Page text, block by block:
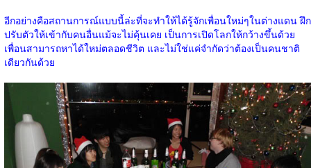
อีกอย่างคือสถานการณ์แบบนี้ล่ะที่จะทำให้ได้รู้จักเพื่อนใหม่ๆในต่างแดน ฝึก
ปรับตัวให้เข้ากับคนอื่นแม้จะไม่คุ้นเคย เป็นการเปิดโลกให้กว้างขึ้นด้วย
เพื่อนสามารถหาได้ใหม่ตลอดชีวิต และไม่ใช่แค่จำกัดว่าต้องเป็นคนชาติ
เดียวกันด้วย